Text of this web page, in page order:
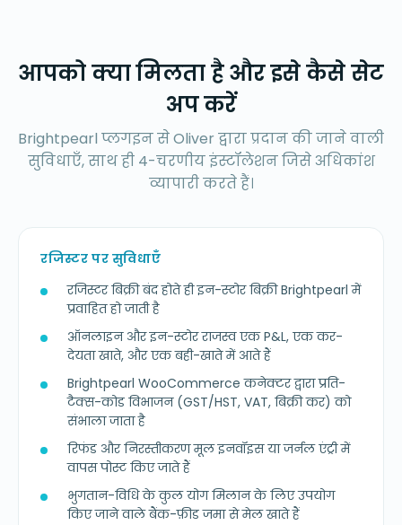
आपको क्या मिलता है और इसे कैसे सेट
अप करें
Brightpearl प्लगइन से Oliver द्वारा प्रदान की जाने वाली
सुविधाएँ, साथ ही 4-चरणीय इंस्टॉलेशन जिसे अधिकांश
व्यापारी करते हैं।
रजिस्टर पर सुविधाएँ
रजिस्टर बिक्री बंद होते ही इन-स्टोर बिक्री Brightpearl में
प्रवाहित हो जाती है
ऑनलाइन और इन-स्टोर राजस्व एक P&L, एक कर-
देयता खाते, और एक बही-खाते में आते हैं
Brightpearl WooCommerce कनेक्टर द्वारा प्रति-
टैक्स-कोड विभाजन (GST/HST, VAT, बिक्री कर) को
संभाला जाता है
रिफंड और निरस्तीकरण मूल इनवॉइस या जर्नल एंट्री में
वापस पोस्ट किए जाते हैं
भुगतान-विधि के कुल योग मिलान के लिए उपयोग
किए जाने वाले बैंक-फ़ीड जमा से मेल खाते हैं